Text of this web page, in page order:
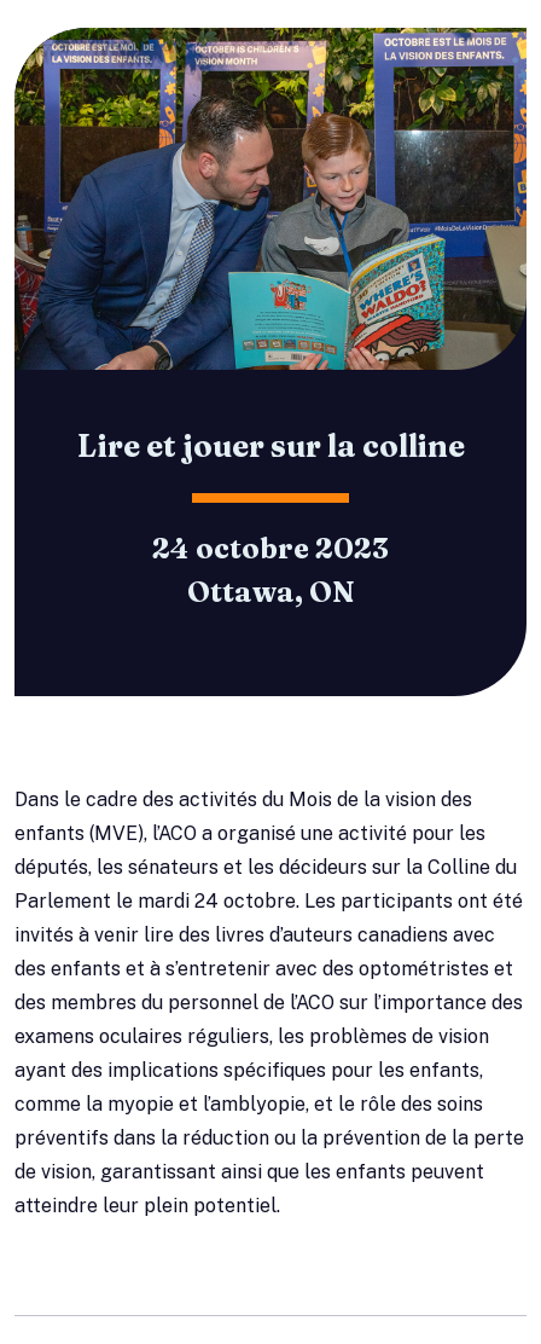
Lire et jouer sur la colline
24 octobre 2023
Ottawa, ON
Dans le cadre des activités du Mois de la vision des
enfants (MVE), l’ACO a organisé une activité pour les
députés, les sénateurs et les décideurs sur la Colline du
Parlement le mardi 24 octobre. Les participants ont été
invités à venir lire des livres d’auteurs canadiens avec
des enfants et à s’entretenir avec des optométristes et
des membres du personnel de l’ACO sur l’importance des
examens oculaires réguliers, les problèmes de vision
ayant des implications spécifiques pour les enfants,
comme la myopie et l’amblyopie, et le rôle des soins
préventifs dans la réduction ou la prévention de la perte
de vision, garantissant ainsi que les enfants peuvent
atteindre leur plein potentiel.